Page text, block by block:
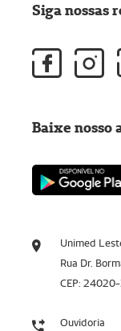
Unimed
Rua Dr.
CEP:
Ouvidoria
Siga nossas
Baixe nosso